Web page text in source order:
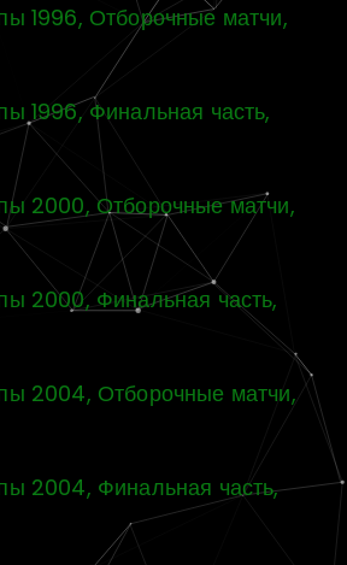
1996, Отборочные матчи,
1996, Финальная часть,
2000, Отборочные матчи,
2000, Финальная часть,
2004, Отборочные матчи,
2004, Финальная часть,